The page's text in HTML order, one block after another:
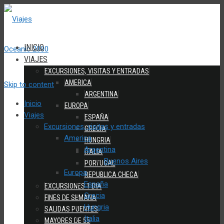
INICIO
VIAJES
EXCURSIONES, VISITAS Y ENTRADAS
AMERICA
ARGENTINA
EUROPA
ESPAÑA
GRECIA
HUNGRIA
ITALIA
PORTUGAL
REPUBLICA CHECA
EXCURSIONES 1 DIA
FINES DE SEMANA
SALIDAS PUENTES
MAYORES DE 55
Skip to content
Inicio
Viajes
Excursiones, visitas y entradas
America
Argentina
Buenos Aires
Europa
España
Grecia
Hungria
Italia